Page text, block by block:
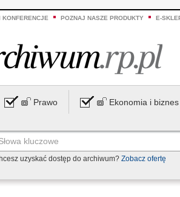
KONFERENCJE POZNAJ NASZE PRODUKTY E-
Prawo Ekonomia i biznes
uzyskać dostęp do archiwum? Zobacz ofertę